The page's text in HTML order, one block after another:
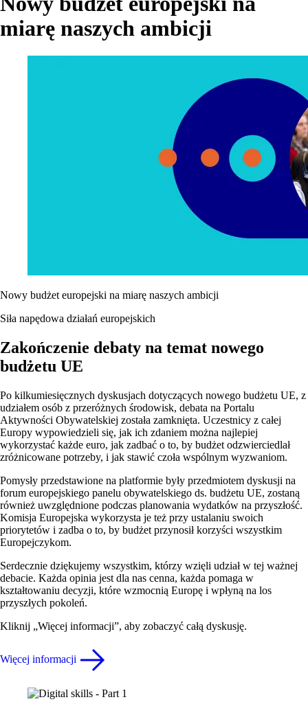
miarę naszych ambicji
Nowy budżet europejski na miarę naszych ambicji
Siła napędowa działań europejskich
Zakończenie debaty na temat nowego
budżetu UE
Po kilkumiesięcznych dyskusjach dotyczących nowego budżetu UE, z
udziałem osób z przeróżnych środowisk, debata na Portalu
Aktywności Obywatelskiej została zamknięta. Uczestnicy z całej
Europy wypowiedzieli się, jak ich zdaniem można najlepiej
wykorzystać każde euro, jak zadbać o to, by budżet odzwierciedlał
zróżnicowane potrzeby, i jak stawić czoła wspólnym wyzwaniom.
Pomysły przedstawione na platformie były przedmiotem dyskusji na
forum europejskiego panelu obywatelskiego ds. budżetu UE, zostaną
również uwzględnione podczas planowania wydatków na przyszłość.
Komisja Europejska wykorzysta je też przy ustalaniu swoich
priorytetów i zadba o to, by budżet przynosił korzyści wszystkim
Europejczykom.
Serdecznie dziękujemy wszystkim, którzy wzięli udział w tej ważnej
debacie. Każda opinia jest dla nas cenna, każda pomaga w
kształtowaniu decyzji, które wzmocnią Europę i wpłyną na los
przyszłych pokoleń.
Kliknij „Więcej informacji”, aby zobaczyć całą dyskusję.
Więcej informacji